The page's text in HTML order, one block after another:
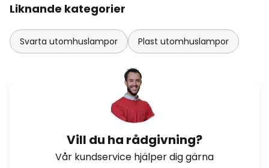
Liknande kategorier
Svarta utomhuslampor Plast utomhuslampor
Vill du ha rådgivning?
Vår kundservice hjälper dig gärna